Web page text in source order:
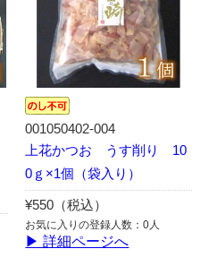
001050402-004
上花かつお うす削り 10
0ｇ×1個（袋入り）
¥550（税込）
お気に入りの登録人数：0人
▶ 詳細ページへ